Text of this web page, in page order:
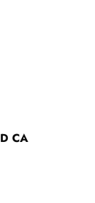
CA
corp RAINBOW +